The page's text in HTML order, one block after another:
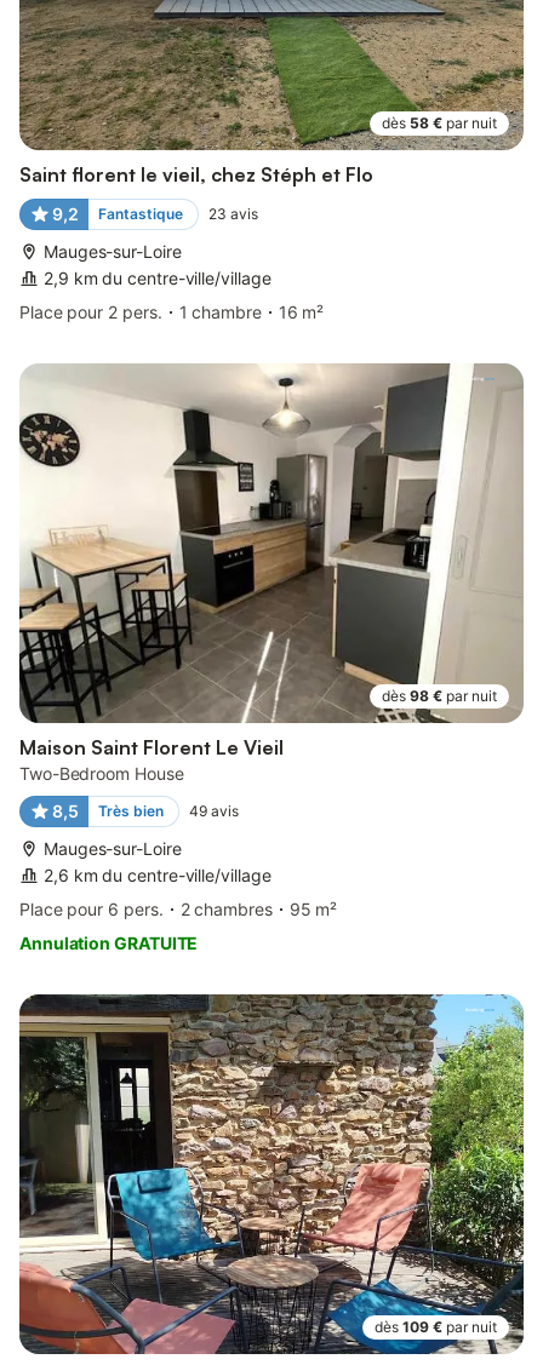
dès 58 € par nuit
Saint florent le vieil, chez Stéph et Flo
9,2 Fantastique 23 avis
Mauges-sur-Loire
2,9 km du centre-ville/village
Place pour 2 pers.
1 chambre 16 m²
dès 98 € par nuit
Maison Saint Florent Le Vieil
Two-Bedroom House
8,5
Très bien 49 avis
Mauges-sur-Loire
2,6 km du centre-ville/village
Place pour 6 pers.
2 chambres
95 m²
Annulation GRATUITE
dès 109 € par nuit